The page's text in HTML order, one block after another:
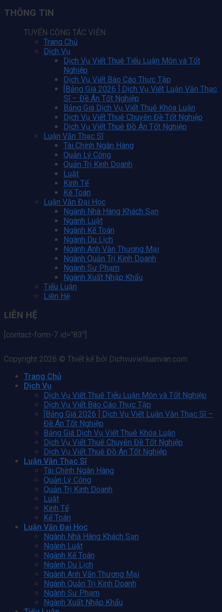
THÔNG TIN
TUYỂN CỘNG TÁC VIÊN
Trang Chủ
Dịch Vụ
Dịch Vụ Viết Thuê Tiểu Luận Môn và Tốt
Nghiệp
Dịch Vụ Viết Báo Cáo Thực Tập
[Bảng Giá 2026 ] Dịch Vụ Viết Luận Văn Thạc
Sĩ – Đề Án Tốt Nghiệp
Bảng Giá Dịch Vụ Viết Thuê Khóa Luận
Dịch Vụ Viết Thuê Chuyên Đề Tốt Nghiệp
Dịch Vụ Viết Thuê Đồ Án Tốt Nghiệp
Luận Văn Thạc Sĩ
Tài Chính Ngân Hàng
Quản Lý Công
Quản Trị Kinh Doanh
Luật
Kinh Tế
Kế Toán
Luận Văn Đại Học
Ngành Nhà Hàng Khách Sạn
Ngành Luật
Ngành Kế Toán
Ngành Du Lịch
Ngành Anh Văn Thương Mại
Ngành Quản Trị Kinh Doanh
Ngành Sư Phạm
Ngành Xuất Nhập Khẩu
Tiểu Luận
Liên Hệ
LIÊN HỆ
[contact-form-7 id="83"]
Copyright 2026 © Thiết kế bởi Dichvuvietluanvan.com
Trang Chủ
Dịch Vụ
Dịch Vụ Viết Thuê Tiểu Luận Môn và Tốt Nghiệp
Dịch Vụ Viết Báo Cáo Thực Tập
[Bảng Giá 2026 ] Dịch Vụ Viết Luận Văn Thạc Sĩ –
Đề Án Tốt Nghiệp
Bảng Giá Dịch Vụ Viết Thuê Khóa Luận
Dịch Vụ Viết Thuê Chuyên Đề Tốt Nghiệp
Dịch Vụ Viết Thuê Đồ Án Tốt Nghiệp
Luận Văn Thạc Sĩ
Tài Chính Ngân Hàng
Quản Lý Công
Quản Trị Kinh Doanh
Luật
Kinh Tế
Kế Toán
Luận Văn Đại Học
Ngành Nhà Hàng Khách Sạn
Ngành Luật
Ngành Kế Toán
Ngành Du Lịch
Ngành Anh Văn Thương Mại
Ngành Quản Trị Kinh Doanh
Ngành Sư Phạm
Ngành Xuất Nhập Khẩu